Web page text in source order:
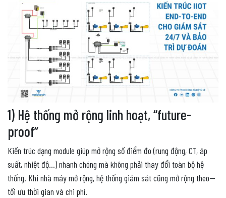
1) Hệ thống mở rộng linh hoạt, “future-
proof”
Kiến trúc dạng module giúp mở rộng số điểm đo (rung động, CT, áp
suất, nhiệt độ…) nhanh chóng mà không phải thay đổi toàn bộ hệ
thống. Khi nhà máy mở rộng, hệ thống giám sát cũng mở rộng theo—
tối ưu thời gian và chi phí.